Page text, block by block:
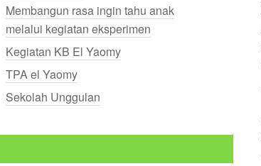
Membangun rasa ingin tahu anak
melalui kegiatan eksperimen
Kegiatan KB El Yaomy
TPA el Yaomy
Sekolah Unggulan